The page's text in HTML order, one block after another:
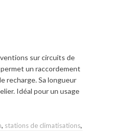
sur circuits de
un raccordement
recharge. Sa longueur
Idéal pour un usage
, stations de climatisations,